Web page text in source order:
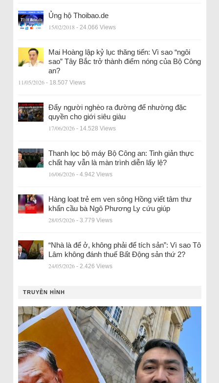
Ủng hộ Thoibao.de
15/02/2018 - 24.066 Views
Mai Hoàng lập kỷ lục thăng tiến: Vì sao “ngôi
sao” Tây Bắc trở thành điểm nóng của Bộ Công
an?
11/05/2026 - 18.507 Views
Đẩy người nghèo ra đường để nhường đặc
quyền cho giới siêu giàu
17/06/2026 - 14.528 Views
Thanh lọc bộ máy Bộ Công an: Tinh giản thực
chất hay vẫn là màn trình diễn lấy lệ?
16/06/2026 - 4.942 Views
Hàng loạt trẻ em ven sông Hồng viết tâm thư
khẩn cầu bà Ngô Phương Ly cứu giúp
28/05/2026 - 3.779 Views
“Nhà là để ở, không phải để tích sản”: Vì sao Tô
Lâm không đánh thuế Bất Động sản thứ 2?
24/05/2026 - 2.426 Views
TRUYỀN HÌNH